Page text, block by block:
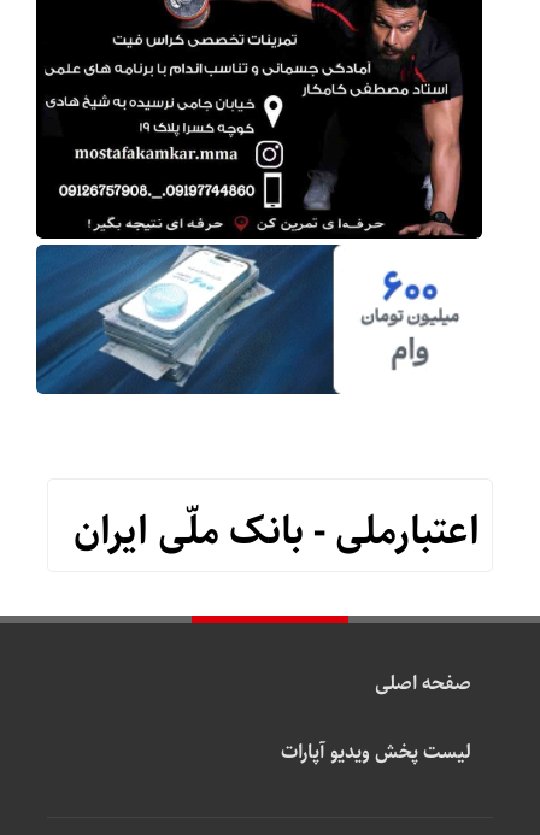
اعتبارملی - بانک ملّی ایران
صفحه اصلی
لیست پخش ویدیو آپارات